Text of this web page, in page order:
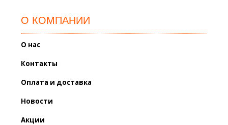
О КОМПАНИИ
О нас
Контакты
Оплата и доставка
Новости
Акции